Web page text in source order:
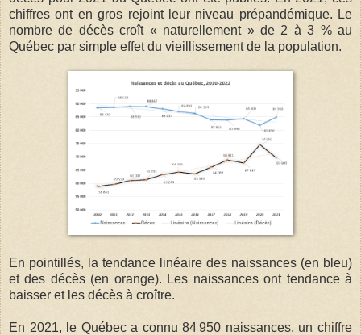
chiffres ont en gros rejoint leur niveau prépandémique. Le
nombre de décès croît « naturellement » de 2 à 3 % au
Québec par simple effet du vieillissement de la population.
En pointillés, la tendance linéaire des naissances (en bleu)
et des décès (en orange). Les naissances ont tendance à
baisser et les décès à croître.
En 2021, le Québec a connu 84 950 naissances, un chiffre